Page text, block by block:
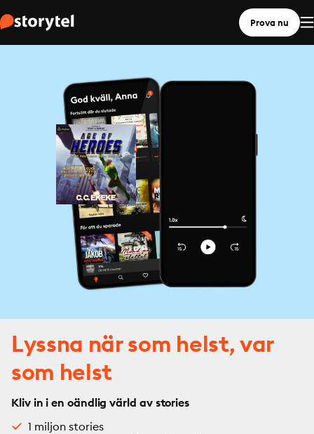
Prova nu
Lyssna när som helst, var
som helst
Kliv in i en oändlig värld av stories
1 miljon stories